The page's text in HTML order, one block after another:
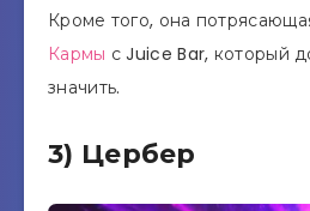
Кроме того, она
Кармы с Juice Bar, который
значить.
3) Цербер